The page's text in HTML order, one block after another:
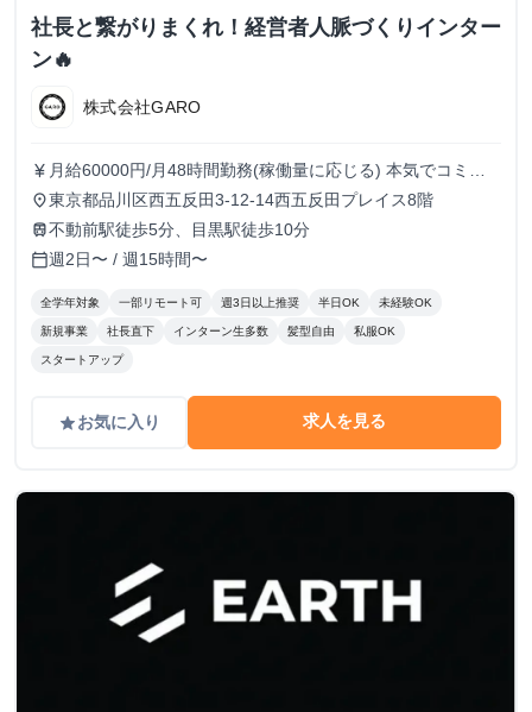
社長と繋がりまくれ！経営者人脈づくりインター
ン🔥
株式会社GARO
currency_yen 月給60000円/月48時間勤務(稼働量に応じる) 本気でコミッ
トすれば、学生でも圧倒的な実績と報酬を得られる環境で
す！
place東京都品川区西五反田3-12-14西五反田プレイス8階
train不動前駅徒歩5分、目黒駅徒歩10分
calendar_today週2日〜 / 週15時間〜
全学年対象 一部リモート可 週3日以上推奨 半日OK 未経験OK
新規事業 社長直下 インターン生多数 髪型自由 私服OK
スタートアップ
gradeお気に入り 求人を見る